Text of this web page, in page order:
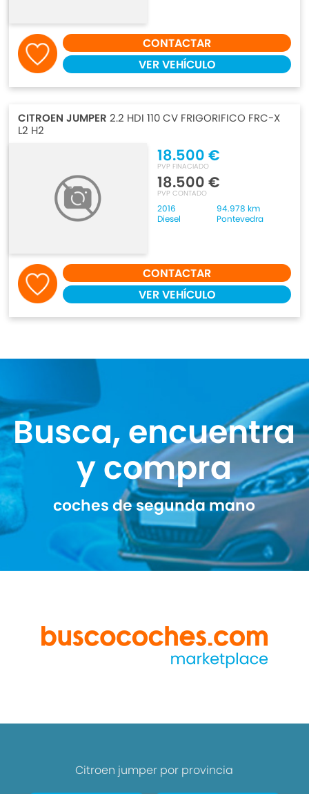
CONTACTAR
VER VEHÍCULO
CITROEN JUMPER 2.2 HDI 110 CV FRIGORIFICO FRC-X
L2 H2
18.500 €
PVP FINACIADO
18.500 €
PVP CONTADO
2016
94.978 km
Diesel
Pontevedra
CONTACTAR
VER VEHÍCULO
Busca, encuentra
y compra
coches de segunda mano
Citroen jumper por provincia